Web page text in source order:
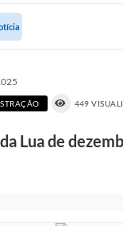
449
Lua de